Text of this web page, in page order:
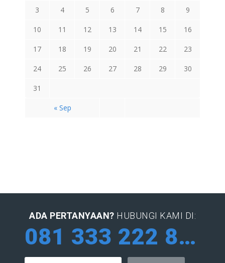
« Sep
3 4 5 6 7 8 9
10 11 12 13 14 15 16
17 18 19 20 21 22 23
24 25 26 27 28 29 30
31
ADA PERTANYAAN? HUBUNGI KAMI DI:
081 333 222 884